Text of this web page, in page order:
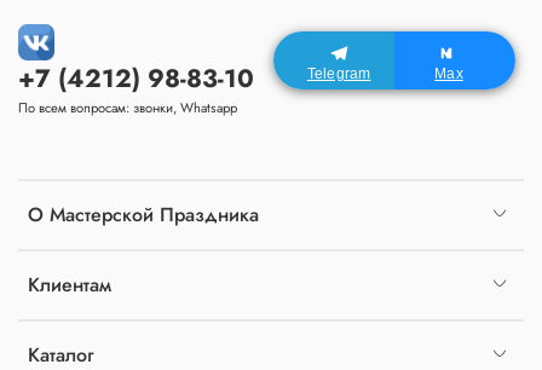
О Мастерской Праздника
Клиентам
Каталог
+7 (4212) 98-83-10
По всем вопросам: звонки, Whatsapp
Telegram Max